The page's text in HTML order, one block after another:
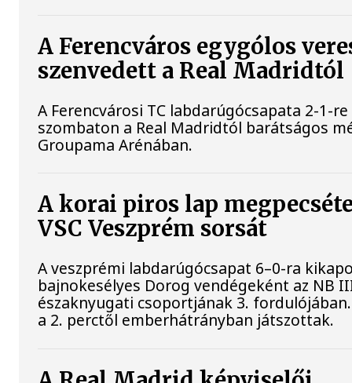
A Ferencváros egygólos
szenvedett a Real Madridtól
A Ferencvárosi TC labdarúgócsapata 2-1-
szombaton a Real Madridtól barátságos
Groupama Arénában.
A korai piros lap
VSC Veszprém sorsát
A veszprémi labdarúgócsapat 6–0-ra
bajnokesélyes Dorog vendégeként az NB
északnyugati csoportjának 3.
a 2. perctől emberhátrányban játszottak.